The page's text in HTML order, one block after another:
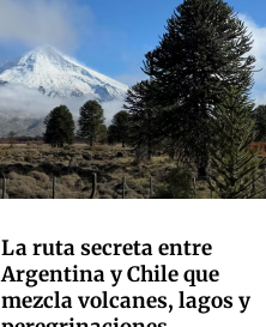
La ruta secreta entre
Argentina y Chile que
mezcla volcanes, lagos y